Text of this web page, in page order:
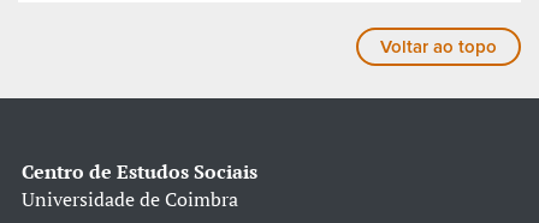
Voltar ao topo
Centro de Estudos Sociais
Universidade de Coimbra